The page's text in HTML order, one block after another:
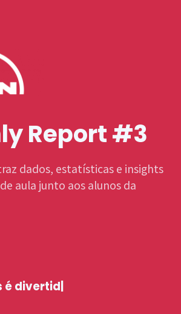
Report #3
dados, estatísticas e insights
aula junto aos alunos da
é divertid